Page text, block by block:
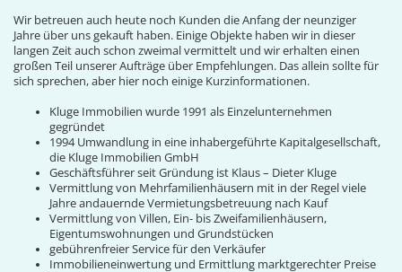
Wir betreuen auch heute noch Kunden die Anfang der neunziger
Jahre über uns gekauft haben. Einige Objekte haben wir in dieser
langen Zeit auch schon zweimal vermittelt und wir erhalten einen
großen Teil unserer Aufträge über Empfehlungen. Das allein sollte für
sich sprechen, aber hier noch einige Kurzinformationen.
Kluge Immobilien wurde 1991 als Einzelunternehmen
gegründet
1994 Umwandlung in eine inhabergeführte Kapitalgesellschaft,
die Kluge Immobilien GmbH
Geschäftsführer seit Gründung ist Klaus – Dieter Kluge
Vermittlung von Mehrfamilienhäusern mit in der Regel viele
Jahre andauernde Vermietungsbetreuung nach Kauf
Vermittlung von Villen, Ein- bis Zweifamilienhäusern,
Eigentumswohnungen und Grundstücken
gebührenfreier Service für den Verkäufer
Immobilieneinwertung und Ermittlung marktgerechter Preise